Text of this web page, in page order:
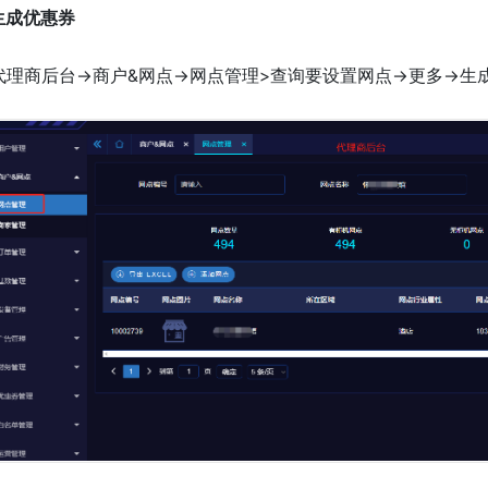
成优惠券
理商后台->商户&网点->网点管理>查询要设置网点->更多->生